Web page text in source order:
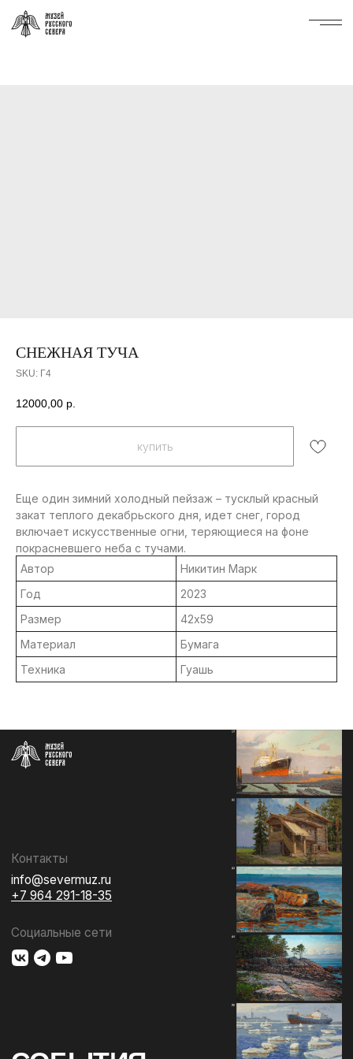
СНЕЖНАЯ ТУЧА
SKU: Г4
12000,00 р.
купить
Еще один зимний холодный пейзаж – тусклый красный
закат теплого декабрьского дня, идет снег, город
включает искусственные огни, теряющиеся на фоне
покрасневшего неба с тучами.
Автор
Никитин Марк
Год
2023
Размер
42х59
Материал
Бумага
Техника
Гуашь
ПОДДЕРЖАТЬ
КОНТАКТЫ
Использование материалов сайта
Социальные сети
Контакты
info@severmuz.ru
+7 964 291-18-35
СОБЫТИЯ